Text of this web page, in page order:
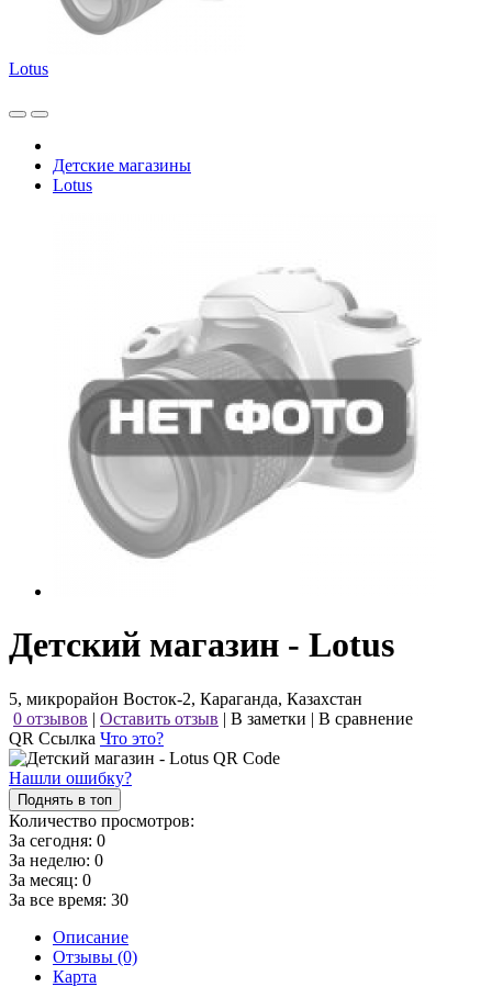
Lotus
Детские магазины
Lotus
Детский магазин - Lotus
5, микрорайон Восток-2, Караганда, Казахстан
0 отзывов | Оставить отзыв | В заметки | В сравнение
QR Ссылка Что это?
Нашли ошибку?
Поднять в топ
Количество просмотров:
За сегодня: 0
За неделю: 0
За месяц: 0
За все время: 30
Описание
Отзывы (0)
Карта